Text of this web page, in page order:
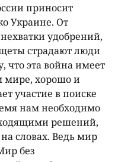
приносит
Украине. От
удобрений,
страдают люди
что эта война имеет
мире, хорошо и
участие в поиске
нам необходимо
решений,
словах. Ведь мир
без